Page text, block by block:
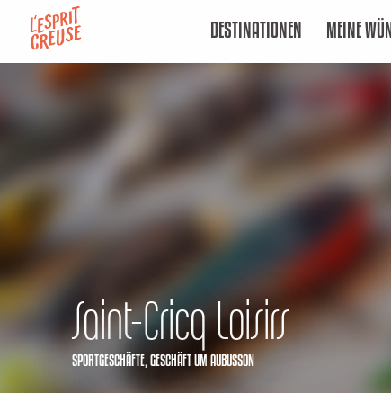
contenu
DESTINATIONEN MEINE
Saint-Cricq Loisirs
SPORTGESCHÄFTE, GESCHÄFTUM AUBUSSON